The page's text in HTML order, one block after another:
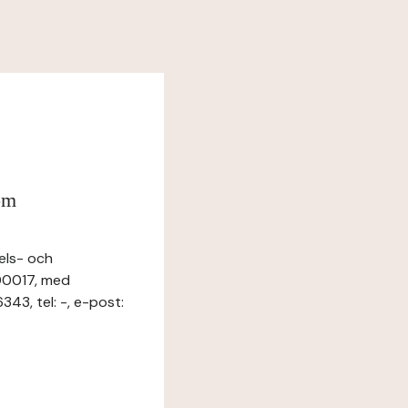
och
med
tel: -, e-post: